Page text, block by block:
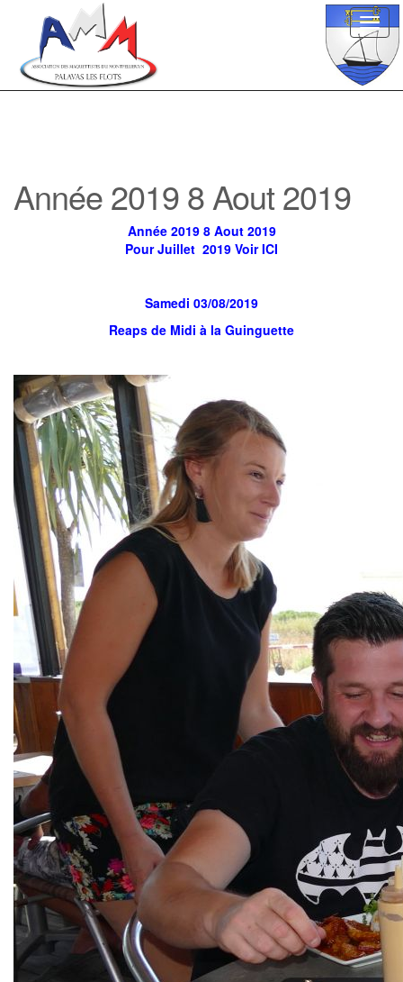
Année 2019 8 Aout 2019
Année 2019 8 Aout 2019
Pour Juillet 2019 Voir ICI
Samedi 03/08/2019
Reaps de Midi à la Guinguette